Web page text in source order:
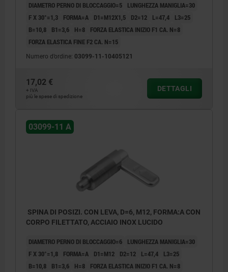
DIAMETRO PERNO DI BLOCCAGGIO=5
LUNGHEZZA MANIGLIA=30
F X 30°=1,3
FORMA=A D1=M12X1,5 D2=12 L=47,4
L3=25
B=10,8
B1=3,6 H=8
FORZA ELASTICA INIZIO F1 CA. N=8
FORZA ELASTICA FINE F2 CA. N=15
Numero d’ordine: 03099-11-10405121
17,02 €
+ IVA
più le spese di spedizione
DETTAGLI
03099-11 A
SPINA DI POSIZI. CON LEVA, D=6, M12, FORMA:A CON
CORPO FILETTATO, ACCIAIO INOX LUCIDO
DIAMETRO PERNO DI BLOCCAGGIO=6
LUNGHEZZA MANIGLIA=30
F X 30°=1,8
FORMA=A D1=M12 D2=12 L=47,4
L3=25
B=10,8
B1=3,6 H=8 FORZA ELASTICA INIZIO F1 CA. N=8